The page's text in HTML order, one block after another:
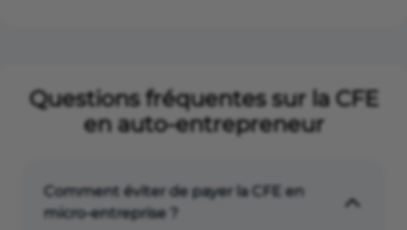
Questions fréquentes sur la CFE
en auto-entrepreneur
Comment éviter de payer la CFE en
micro-entreprise ?